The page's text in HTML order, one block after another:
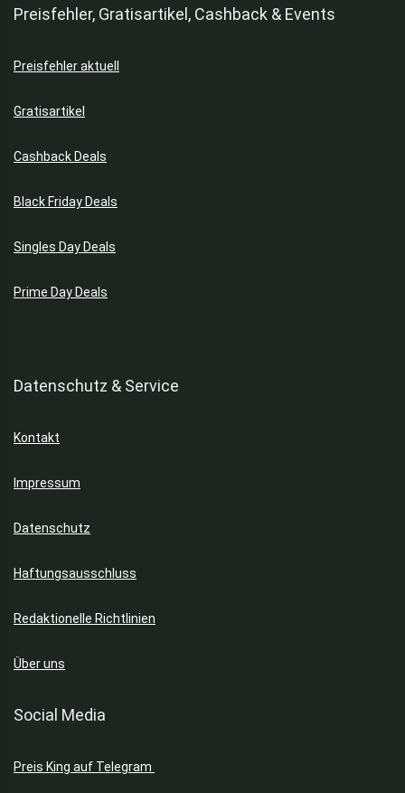
Preisfehler, Gratisartikel, Cashback & Events
Preisfehler aktuell
Gratisartikel
Cashback Deals
Black Friday Deals
Singles Day Deals
Prime Day Deals
Datenschutz & Service
Kontakt
Impressum
Datenschutz
Haftungsausschluss
Redaktionelle Richtlinien
Über uns
Social Media
Preis King auf Telegram